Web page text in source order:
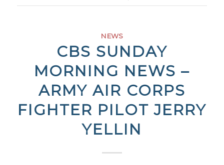
NEWS
CBS SUNDAY
MORNING NEWS –
ARMY AIR CORPS
FIGHTER PILOT JERRY
YELLIN